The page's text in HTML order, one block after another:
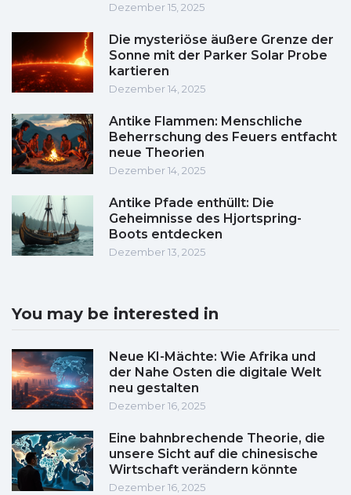
Dezember 15, 2025
Die mysteriöse äußere Grenze der
Sonne mit der Parker Solar Probe
kartieren
Dezember 14, 2025
Antike Flammen: Menschliche
Beherrschung des Feuers entfacht
neue Theorien
Dezember 14, 2025
Antike Pfade enthüllt: Die
Geheimnisse des Hjortspring-
Boots entdecken
Dezember 13, 2025
You may be interested in
Neue KI-Mächte: Wie Afrika und
der Nahe Osten die digitale Welt
neu gestalten
Dezember 16, 2025
Eine bahnbrechende Theorie, die
unsere Sicht auf die chinesische
Wirtschaft verändern könnte
Dezember 16, 2025